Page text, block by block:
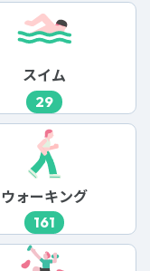
スイム
29
ウォーキング
161